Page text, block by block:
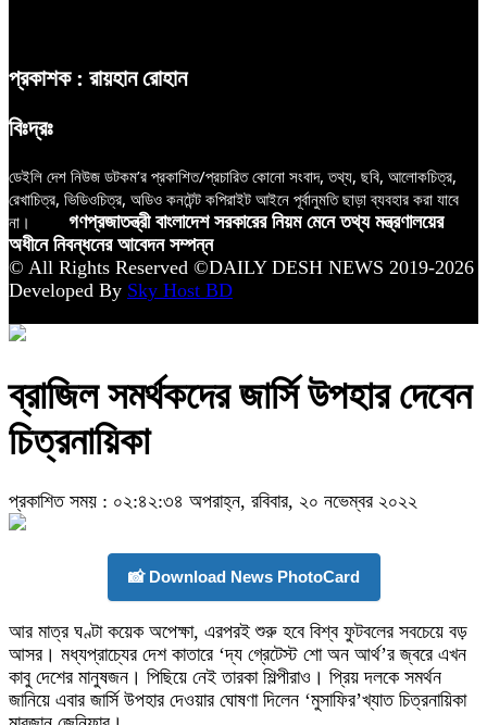
প্রকাশক : রায়হান রোহান
বিঃদ্রঃ
ডেইলি দেশ নিউজ ডটকম’র প্রকাশিত/প্রচারিত কোনো সংবাদ, তথ্য, ছবি, আলোকচিত্র,
রেখাচিত্র, ভিডিওচিত্র, অডিও কনটেন্ট কপিরাইট আইনে পূর্বানুমতি ছাড়া ব্যবহার করা যাবে
না।
গণপ্রজাতন্ত্রী বাংলাদেশ সরকারের নিয়ম মেনে তথ্য মন্ত্রণালয়ের
অধীনে নিবন্ধনের আবেদন সম্পন্ন
© All Rights Reserved ©DAILY DESH NEWS 2019-2026
Developed By Sky Host BD
ব্রাজিল সমর্থকদের জার্সি উপহার দেবেন
চিত্রনায়িকা
প্রকাশিত সময় : ০২:৪২:৩৪ অপরাহ্ন, রবিবার, ২০ নভেম্বর ২০২২
📸 Download News PhotoCard
আর মাত্র ঘণ্টা কয়েক অপেক্ষা, এরপরই শুরু হবে বিশ্ব ফুটবলের সবচেয়ে বড়
আসর। মধ্যপ্রাচ্যের দেশ কাতারে ‘দ্য গ্রেটেস্ট শো অন আর্থ’র জ্বরে এখন
কাবু দেশের মানুষজন। পিছিয়ে নেই তারকা শিল্পীরাও। প্রিয় দলকে সমর্থন
জানিয়ে এবার জার্সি উপহার দেওয়ার ঘোষণা দিলেন ‘মুসাফির’খ্যাত চিত্রনায়িকা